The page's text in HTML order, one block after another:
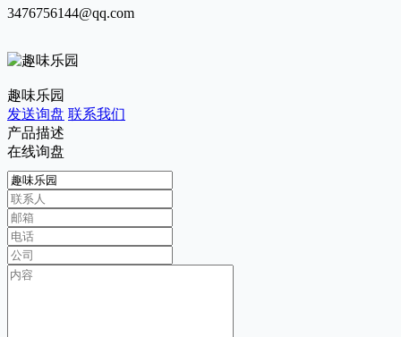
3476756144@qq.com
趣味乐园
发送询盘 联系我们
产品描述
在线询盘